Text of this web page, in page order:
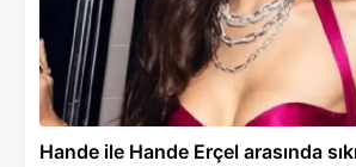
Hande ile Hande Erçel arasında